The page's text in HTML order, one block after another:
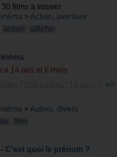
30 films a trouver
> Action, aventure
action affiche
a 14 ans et 6 mois
> Autres, divers
film
C'est quoi le prénom ?